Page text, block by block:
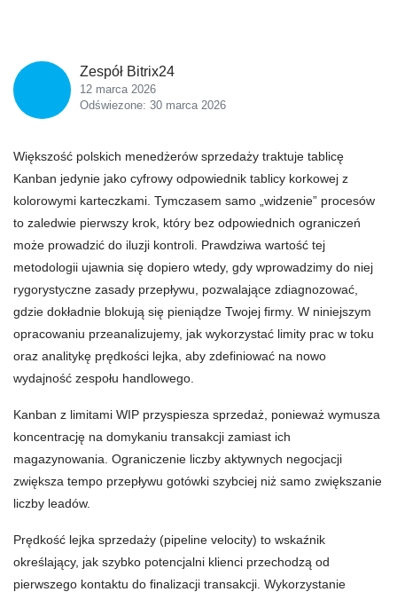
Zespół Bitrix24
12 marca 2026
Odświezone: 30 marca 2026
Większość polskich menedżerów sprzedaży traktuje tablicę
Kanban jedynie jako cyfrowy odpowiednik tablicy korkowej z
kolorowymi karteczkami. Tymczasem samo „widzenie” procesów
to zaledwie pierwszy krok, który bez odpowiednich ograniczeń
może prowadzić do iluzji kontroli. Prawdziwa wartość tej
metodologii ujawnia się dopiero wtedy, gdy wprowadzimy do niej
rygorystyczne zasady przepływu, pozwalające zdiagnozować,
gdzie dokładnie blokują się pieniądze Twojej firmy. W niniejszym
opracowaniu przeanalizujemy, jak wykorzystać limity prac w toku
oraz analitykę prędkości lejka, aby zdefiniować na nowo
wydajność zespołu handlowego.
Kanban z limitami WIP przyspiesza sprzedaż, ponieważ wymusza
koncentrację na domykaniu transakcji zamiast ich
magazynowania. Ograniczenie liczby aktywnych negocjacji
zwiększa tempo przepływu gotówki szybciej niż samo zwiększanie
liczby leadów.
Prędkość lejka sprzedaży (pipeline velocity) to wskaźnik
określający, jak szybko potencjalni klienci przechodzą od
pierwszego kontaktu do finalizacji transakcji. Wykorzystanie